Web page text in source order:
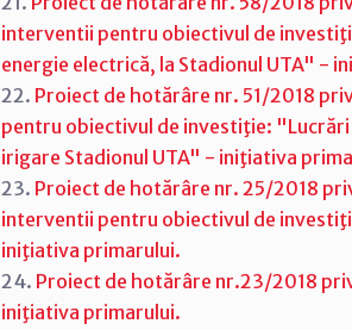
interventii pentru obiectivul de
energie electrică, la Stadionul UTA" -
22. Proiect de hotărâre nr. 51/2018
pentru obiectivul de investiţie: "Lucrări
irigare Stadionul UTA" - iniţiativa
23. Proiect de hotărâre nr. 25/2018
interventii pentru obiectivul de
iniţiativa primarului.
24. Proiect de hotărâre nr.23/2018
iniţiativa primarului.